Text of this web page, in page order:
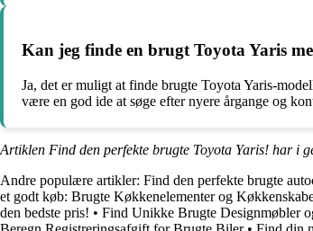
Kan jeg finde en brugt Toyota Yaris
Ja, det er muligt at finde brugte Toyota Yaris-
være en god ide at søge efter nyere årgange og
Artiklen Find den perfekte brugte Toyota Yaris! har i
Andre populære artikler: Find den perfekte brugte
et godt køb: Brugte Køkkenelementer og
den bedste pris! • Find Unikke Brugte Designmøbler